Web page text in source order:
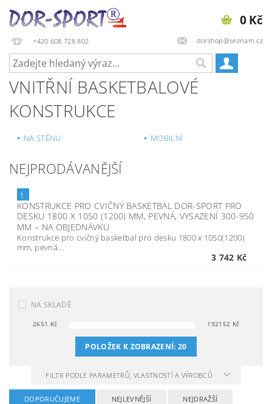
+420 608 728 802 dorshop@seznam.cz
0 Kč
VNITŘNÍ BASKETBALOVÉ
KONSTRUKCE
NA STĚNU MOBILNÍ
NEJPRODÁVANĚJŠÍ
1.
KONSTRUKCE PRO CVIČNÝ BASKETBAL DOR-SPORT PRO
DESKU 1800 X 1050 (1200) MM, PEVNÁ, VYSAZENÍ 300-950
MM– NA OBJEDNÁVKU
Konstrukce pro cvičný basketbal pro desku 1800 x 1050(1200)
mm, pevná...
3 742 Kč
NA SKLADĚ
2651 Kč 192152 Kč
POLOŽEK K ZOBRAZENÍ:20
FILTR PODLE PARAMETRŮ, VLASTNOSTÍ A VÝROBCŮ
DOPORUČUJEME NEJLEVNĚJŠÍ NEJDRAŽŠÍ